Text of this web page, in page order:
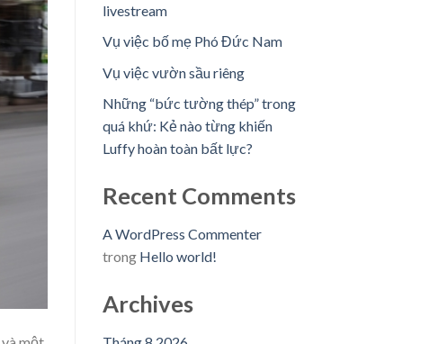
livestream
Vụ việc bố mẹ Phó Đức Nam
Vụ việc vườn sầu riêng
Những “bức tường thép” trong
quá khứ: Kẻ nào từng khiến
Luffy hoàn toàn bất lực?
Recent Comments
A WordPress Commenter
trong Hello world!
Archives